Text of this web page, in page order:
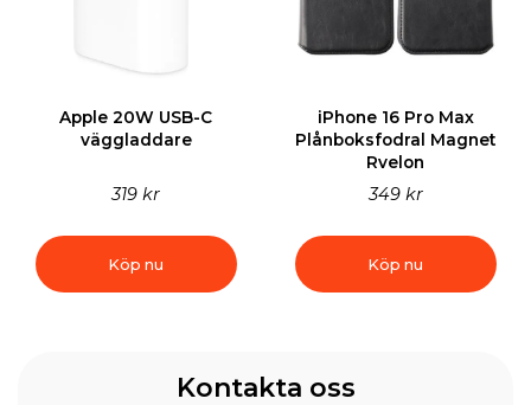
Apple 20W USB-C
väggladdare
319 kr
Köp nu
iPhone 16 Pro Max
Plånboksfodral Magnet
Rvelon
349 kr
Köp nu
Kontakta oss